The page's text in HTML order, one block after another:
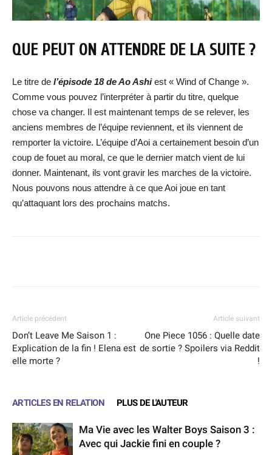
QUE PEUT ON ATTENDRE DE LA SUITE ?
Le titre de l’épisode 18 de Ao Ashiest « Wind of Change ».
Comme vous pouvez l’interpréter à partir du titre, quelque
chose va changer. Il est maintenant temps de se relever, les
anciens membres de l’équipe reviennent, et ils viennent de
remporter la victoire. L’équipe d’Aoi a certainement besoin d’un
coup de fouet au moral, ce que le dernier match vient de lui
donner. Maintenant, ils vont gravir les marches de la victoire.
Nous pouvons nous attendre à ce que Aoi joue en tant
qu’attaquant lors des prochains matchs.
Article précédent
Don’t Leave Me Saison 1 :
Explication de la fin ! Elena est
elle morte ?
Article suivant
One Piece 1056 : Quelle date
de sortie ? Spoilers via Reddit
!
ARTICLES EN RELATION PLUS DE L'AUTEUR
Ma Vie avec les Walter Boys Saison 3 :
Avec qui Jackie fini en couple ?